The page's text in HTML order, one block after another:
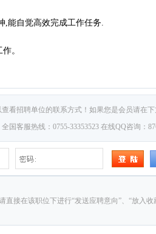
,能自觉高效完成工作任务.
。
看招聘单位的联系方式！如果您是会员请在
国客服热线：0755-33353523 在线QQ咨询：
直接在该职位下进行“发送应聘意向”、“放入